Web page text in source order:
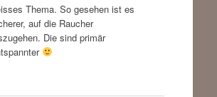
Thema. So gesehen ist es
auf die Raucher
Die sind primär